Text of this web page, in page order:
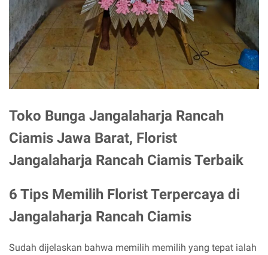
Toko Bunga Jangalaharja Rancah
Ciamis Jawa Barat, Florist
Jangalaharja Rancah Ciamis Terbaik
6 Tips Memilih Florist Terpercaya di
Jangalaharja Rancah Ciamis
Sudah dijelaskan bahwa memilih memilih yang tepat ialah